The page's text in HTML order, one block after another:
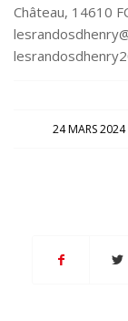
Château, 14610
24 MARS 2024
/